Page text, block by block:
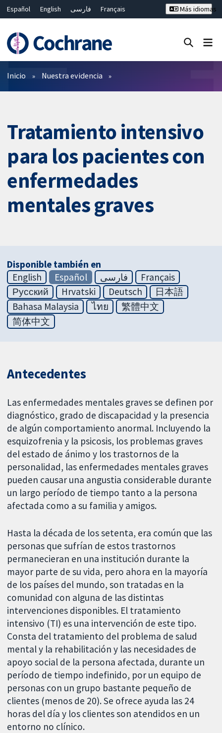
Español English فارسی
Français
Bahasa Malaysia
ไทย 繁體中文
Más idiomas
Filtros
Inicio Nuestra evidencia
Tratamiento intensivo
para los pacientes con
enfermedades
mentales graves
Disponible también en
English
Español فارسی
Français
Русский
Hrvatski Deutsch
日本語
Bahasa Malaysia
ไทย
繁體中文
简体中文
Antecedentes
Las enfermedades mentales graves se definen por
diagnóstico, grado de discapacidad y la presencia
de algún comportamiento anormal. Incluyendo la
esquizofrenia y la psicosis, los problemas graves
del estado de ánimo y los trastornos de la
personalidad, las enfermedades mentales graves
pueden causar una angustia considerable durante
un largo período de tiempo tanto a la persona
afectada como a su familia y amigos.
Hasta la década de los setenta, era común que las
personas que sufrían de estos trastornos
permanecieran en una institución durante la
mayor parte de su vida, pero ahora en la mayoría
de los países del mundo, son tratadas en la
comunidad con alguna de las distintas
intervenciones disponibles. El tratamiento
intensivo (TI) es una intervención de este tipo.
Consta del tratamiento del problema de salud
mental y la rehabilitación y las necesidades de
apoyo social de la persona afectada, durante un
período de tiempo indefinido, por un equipo de
personas con un grupo bastante pequeño de
clientes (menos de 20). Se ofrece ayuda las 24
horas del día y los clientes son atendidos en un
entorno no clínico.